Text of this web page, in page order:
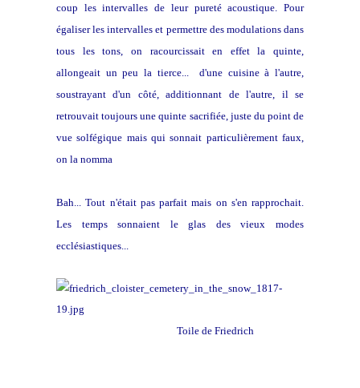
coup les intervalles de leur pureté acoustique. Pour
égaliser les intervalles et permettre des modulations dans
tous les tons, on racourcissait en effet la quinte,
allongeait un peu la tierce... d'une cuisine à l'autre,
soustrayant d'un côté, additionnant de l'autre, il se
retrouvait toujours une quinte sacrifiée, juste du point de
vue solfégique mais qui sonnait particulièrement faux,
on la nomma
Bah... Tout n'était pas parfait mais on s'en rapprochait.
Les temps sonnaient le glas des vieux modes
ecclésiastiques...
Toile de Friedrich